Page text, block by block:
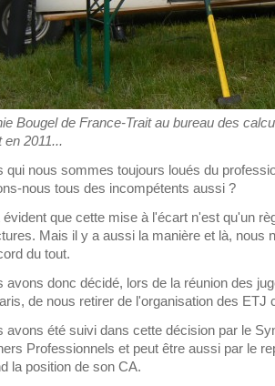
Bougel de France-Trait au bureau des
en 2011...
qui nous sommes toujours loués du
nous tous des incompétents aussi ?
évident que cette mise à l'écart n'est qu'un
Mais il y a aussi la manière et là, nous
du tout.
avons donc décidé, lors de la réunion des
de nous retirer de l'organisation des ETJ
avons été suivi dans cette décision par le
Professionnels et peut être aussi par le
la position de son CA.